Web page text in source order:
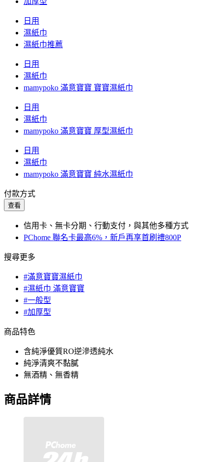
日用
濕紙巾
濕紙巾推薦
日用
濕紙巾
mamypoko 滿意寶寶 寶寶濕紙巾
日用
濕紙巾
mamypoko 滿意寶寶 厚型濕紙巾
日用
濕紙巾
mamypoko 滿意寶寶 純水濕紙巾
付款方式
查看
信用卡、無卡分期、行動支付，與其他多種方式
PChome 聯名卡最高6%，新戶再享首刷禮800P
搜尋更多
#滿意寶寶濕紙巾
#濕紙巾 滿意寶寶
#一般型
#加厚型
商品特色
含純淨優質RO逆滲透純水
純淨清爽不黏膩
無酒精、無香精
商品詳情